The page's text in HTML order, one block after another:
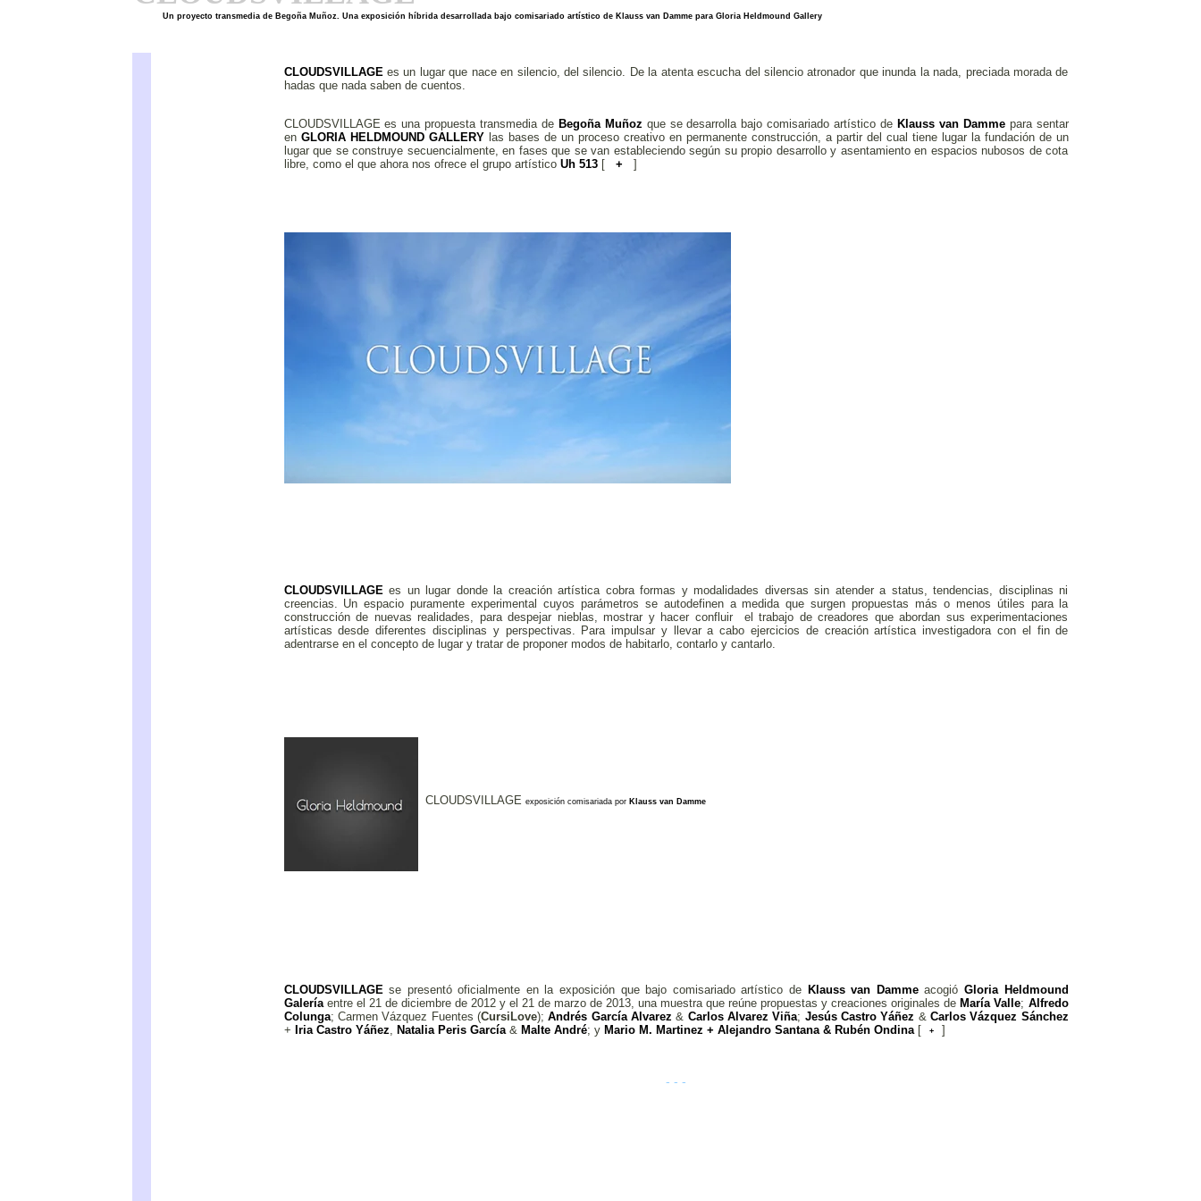
Un proyecto transmedia de Begoña Muñoz. Una exposición híbrida desarrollada bajo comisariado artístico de Klauss van Dammepara Gloria Heldmound Gallery
CLOUDSVILLAGEes un lugar que nace en silencio, del silencio. De la atenta escucha del silencio atronador que inunda la nada, preciada morada de
hadas que nada saben de cuentos.
CLOUDSVILLAGE es una propuesta transmedia de Begoña Muñoz que se desarrolla bajo comisariado artístico de Klauss van Dammepara sentar
en GLORIA HELDMOUND GALLERYlas bases de un proceso creativo en permanente construcción, a partir del cual tiene lugar la fundación de un
lugar que se construye secuencialmente, en fases que se van estableciendo según su propio desarrollo y asentamiento en espacios nubosos de cota
libre, como el que ahora nos ofrece el grupo artístico Uh 513[+ ]
CLOUDSVILLAGEes un lugar donde la creación artística cobra formas y modalidades diversas sin atender a status, tendencias, disciplinas ni
creencias. Un espacio puramente experimental cuyos parámetros se autodefinen a medida que surgen propuestas más o menos útiles para la
construcción de nuevas realidades, para despejar nieblas, mostrar y hacer confluir el trabajo de creadores que abordan sus experimentaciones
artísticas desde diferentes disciplinas y perspectivas. Para impulsar y llevar a cabo ejercicios de creación artística investigadora con el fin de
adentrarse en el concepto de lugar y tratar de proponer modos de habitarlo, contarlo y cantarlo.
CLOUDSVILLAGE exposición comisariada porKlauss van Damme
CLOUDSVILLAGEse presentó oficialmente en la exposición que bajo comisariado artístico de Klauss van Dammeacogió Gloria Heldmound
Galeríaentre el 21 de diciembre de 2012 y el 21 de marzo de 2013, una muestra que reúne propuestas y creaciones originales de María Valle; Alfredo
Colunga; Carmen Vázquez Fuentes (CursiLove);Andrés García Alvarez & Carlos Alvarez Viña; Jesús Castro Yáñez & Carlos Vázquez Sánchez
+ Iria Castro Yáñez, Natalia Peris García& Malte André; y Mario M. Martinez + Alejandro Santana & Rubén Ondina[ + ]
- - -